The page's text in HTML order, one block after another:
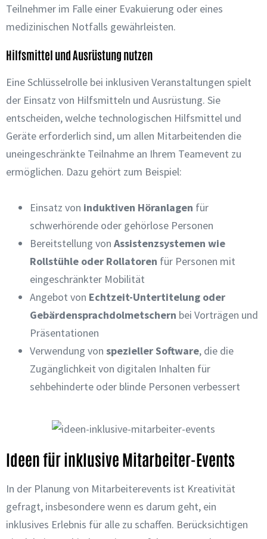
Teilnehmer im Falle einer Evakuierung oder eines
medizinischen Notfalls gewährleisten.
Hilfsmittel und Ausrüstung nutzen
Eine Schlüsselrolle bei inklusiven Veranstaltungen spielt
der Einsatz von Hilfsmitteln und Ausrüstung. Sie
entscheiden, welche technologischen Hilfsmittel und
Geräte erforderlich sind, um allen Mitarbeitenden die
uneingeschränkte Teilnahme an Ihrem Teamevent zu
ermöglichen. Dazu gehört zum Beispiel:
Einsatz von induktiven Höranlagen für
schwerhörende oder gehörlose Personen
Bereitstellung von Assistenzsystemen wie
Rollstühle oder Rollatoren für Personen mit
eingeschränkter Mobilität
Angebot von Echtzeit-Untertitelung oder
Gebärdensprachdolmetschern bei Vorträgen und
Präsentationen
Verwendung von spezieller Software, die die
Zugänglichkeit von digitalen Inhalten für
sehbehinderte oder blinde Personen verbessert
Ideen für inklusive Mitarbeiter-Events
In der Planung von Mitarbeiterevents ist Kreativität
gefragt, insbesondere wenn es darum geht, ein
inklusives Erlebnis für alle zu schaffen. Berücksichtigen